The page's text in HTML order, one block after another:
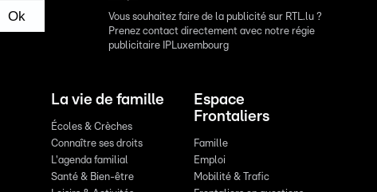
Ok
Vous souhaitez faire de la publicité sur RTL.lu ?
Prenez contact directement avec notre régie
publicitaire IPLuxembourg
La vie de famille
Écoles & Crèches
Connaître ses droits
L'agenda familial
Santé & Bien-être
Espace
Frontaliers
Famille
Emploi
Mobilité & Trafic